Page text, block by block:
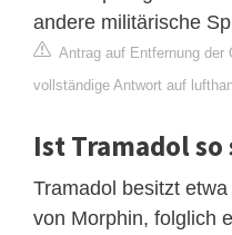
andere militärische
Antrag auf Entfernung der
vollständige Antwort auf
Ist Tramadol
Tramadol besitzt
von Morphin, folglich